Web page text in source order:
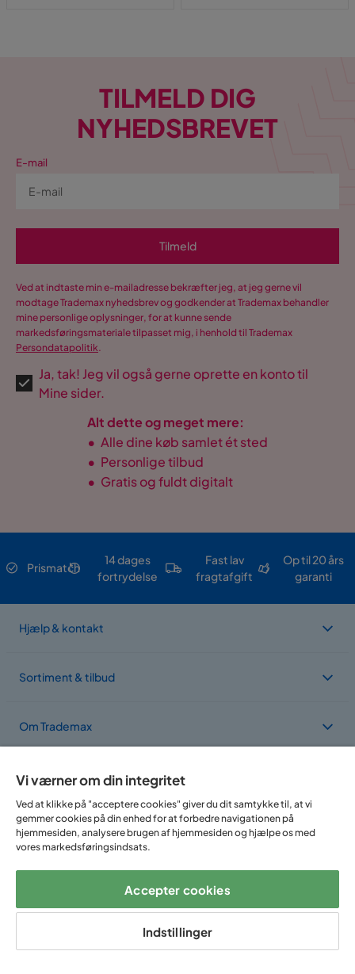
TILMELD DIG
NYHEDSBREVET
E-mail
Tilmeld
Ved at indtaste min e-mailadresse bekræfter jeg, at jeg gerne vil
modtage Trademax nyhedsbrev og godkender at Trademax behandler
mine personlige oplysninger, for at kunne sende
markedsføringsmateriale tilpasset mig, i henhold til Trademax
Persondatapolitik.
Ja, tak! Jeg vil også gerne oprette en konto til
Mine sider.
Alt dette og meget mere:
• Alle dine køb samlet ét sted
• Personlige tilbud
• Gratis og fuldt digitalt
Prismatch
14 dages
fortrydelse
Fast lav
fragtafgift
Op til 20 års
garanti
Hjælp & kontakt
Sortiment & tilbud
Om Trademax
Vi findes i flere forskellige lande
Vi værner om din integritet
Ved at klikke på "acceptere cookies" giver du dit samtykke til, at vi
gemmer cookies på din enhed for at forbedre navigationen på
hjemmesiden, analysere brugen af hjemmesiden og hjælpe os med
vores markedsføringsindsats.
Accepter cookies
Indstillinger